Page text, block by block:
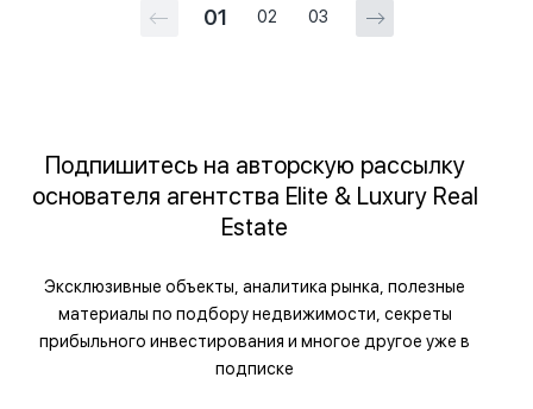
01 02 03
Подпишитесь на авторскую рассылку
основателя агентства Elite & Luxury Real
Estate
Эксклюзивные объекты, аналитика рынка, полезные
материалы по подбору недвижимости, секреты
прибыльного инвестирования и многое другое уже в
подписке